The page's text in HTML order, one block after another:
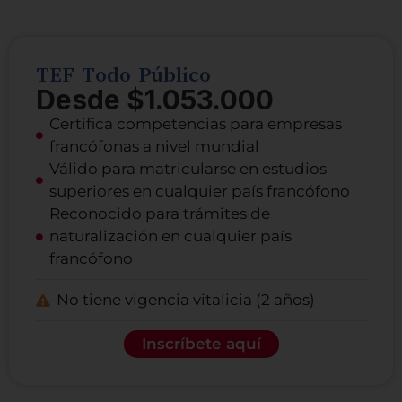
TEF Todo Público
Desde $1.053.000
Certifica competencias para empresas
francófonas a nivel mundial
Válido para matricularse en estudios
superiores en cualquier país francófono
Reconocido para trámites de
naturalización en cualquier país
francófono
No tiene vigencia vitalicia (2 años)
Inscríbete aquí